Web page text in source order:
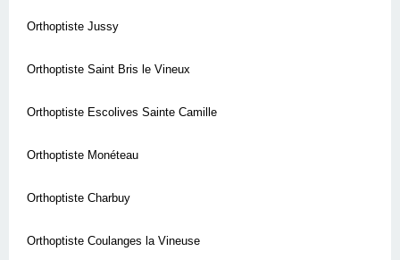
Orthoptiste Jussy
Orthoptiste Saint Bris le Vineux
Orthoptiste Escolives Sainte Camille
Orthoptiste Monéteau
Orthoptiste Charbuy
Orthoptiste Coulanges la Vineuse